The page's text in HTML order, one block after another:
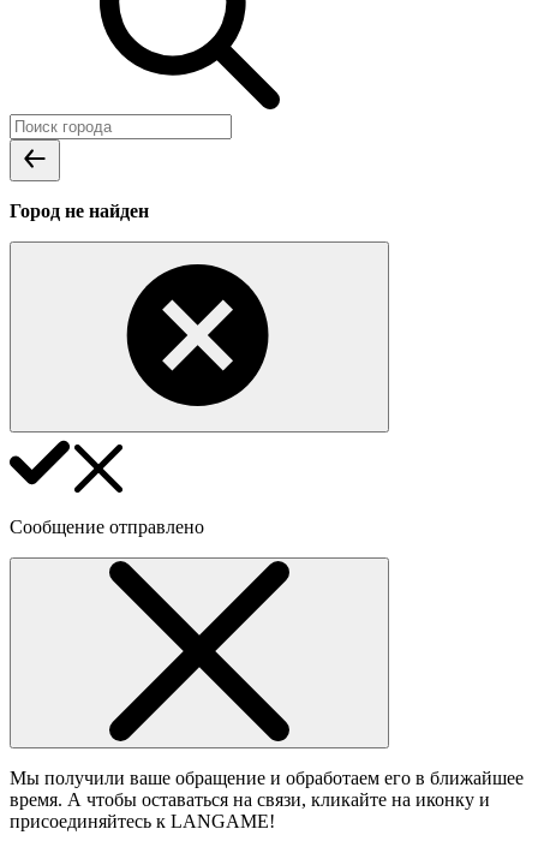
Город не найден
Сообщение отправлено
Мы получили ваше обращение и обработаем его в ближайшее
время. А чтобы оставаться на связи, кликайте на иконку и
присоединяйтесь к LANGAME!